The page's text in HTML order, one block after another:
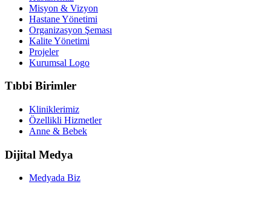
Misyon & Vizyon
Hastane Yönetimi
Organizasyon Şeması
Kalite Yönetimi
Projeler
Kurumsal Logo
Tıbbi Birimler
Kliniklerimiz
Özellikli Hizmetler
Anne & Bebek
Dijital Medya
Medyada Biz